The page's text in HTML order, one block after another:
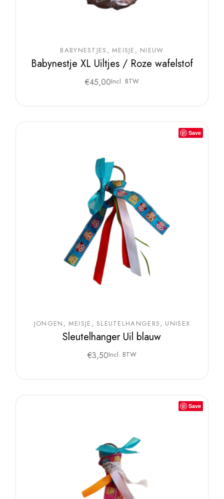
BABYNESTJES MEISJE NIEUW
Babynestje XL Uiltjes / Roze wafelstof
€45,00Incl. BTW
Save
JONGEN MEISJE SLEUTELHANGERS UNISEX
Sleutelhanger Uil blauw
€3,50Incl. BTW
Save